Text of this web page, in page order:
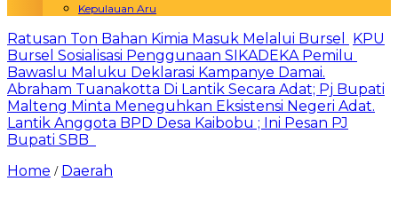
Kepulauan Aru
Ratusan Ton Bahan Kimia Masuk Melalui Bursel
KPU
Bursel Sosialisasi Penggunaan SIKADEKA Pemilu
Bawaslu Maluku Deklarasi Kampanye Damai.
Abraham Tuanakotta Di Lantik Secara Adat; Pj Bupati
Malteng Minta Meneguhkan Eksistensi Negeri Adat.
Lantik Anggota BPD Desa Kaibobu ; Ini Pesan PJ
Bupati SBB
Home / Daerah